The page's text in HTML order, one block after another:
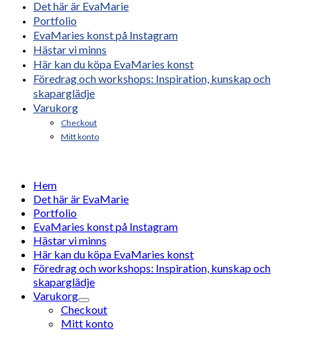
Det här är EvaMarie
Portfolio
EvaMaries konst på Instagram
Hästar vi minns
Här kan du köpa EvaMaries konst
Föredrag och workshops: Inspiration, kunskap och
skaparglädje
Varukorg
Checkout
Mitt konto
Hem
Det här är EvaMarie
Portfolio
EvaMaries konst på Instagram
Hästar vi minns
Här kan du köpa EvaMaries konst
Föredrag och workshops: Inspiration, kunskap och
skaparglädje
Varukorg
Checkout
Mitt konto